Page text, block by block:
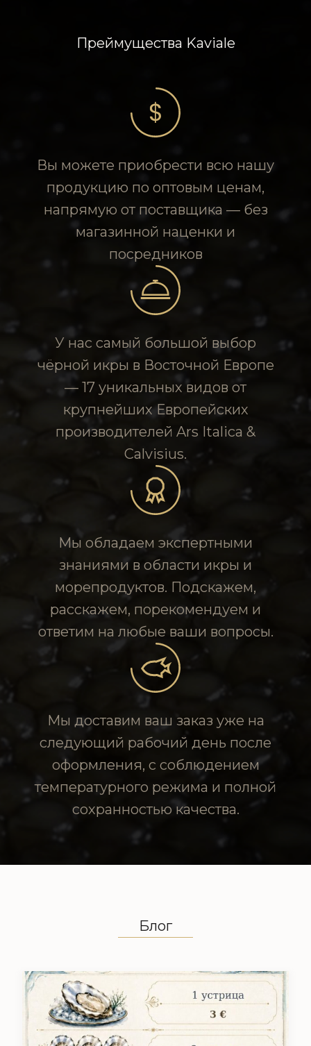
Преймущества Kaviale
Вы можете приобрести всю нашу
продукцию по оптовым ценам,
напрямую от поставщика — без
магазинной наценки и
посредников
У нас самый большой выбор
чёрной икры в Восточной Европе
— 17 уникальных видов от
крупнейших Европейских
производителей Ars Italica &
Calvisius.
Мы обладаем экспертными
знаниями в области икры и
морепродуктов. Подскажем,
расскажем, порекомендуем и
ответим на любые ваши вопросы.
Мы доставим ваш заказ уже на
следующий рабочий день после
оформления, с соблюдением
температурного режима и полной
сохранностью качества.
Блог